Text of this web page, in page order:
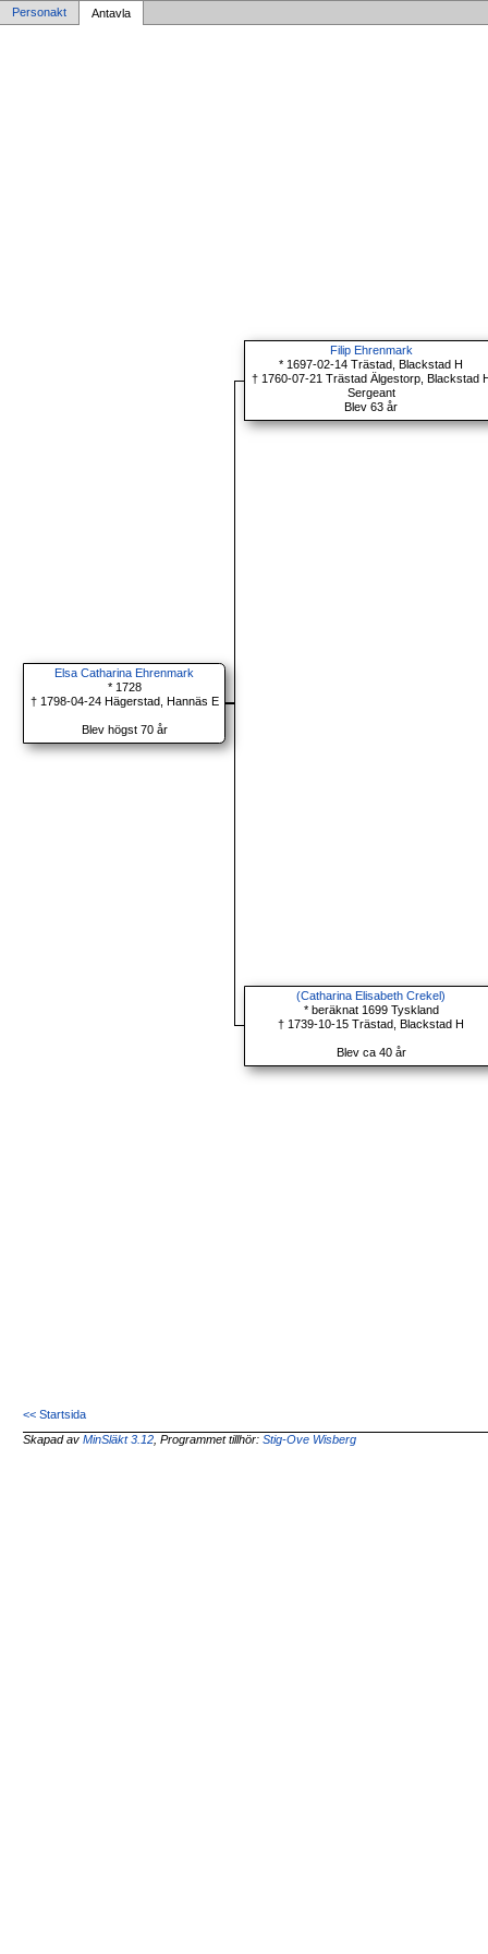
Personakt Antavla
Elsa Catharina Ehrenmark
* 1728
† 1798-04-24 Hägerstad, Hannäs E
Blev högst 70 år
Filip Ehrenmark
* 1697-02-14 Trästad, Blackstad H
† 1760-07-21 Trästad Älgestorp, Blackstad
Sergeant
Blev 63 år
(Catharina Elisabeth Crekel)
* beräknat 1699 Tyskland
† 1739-10-15 Trästad, Blackstad H
Blev ca 40 år
<< Startsida
Skapad avMinSläkt 3.12 , Programmet tillhör:Stig-Ove Wisberg